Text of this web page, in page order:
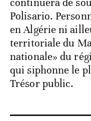
Polisario.
en Algérie ni
territoriale du
nationale» du
qui siphonne le
Trésor public.